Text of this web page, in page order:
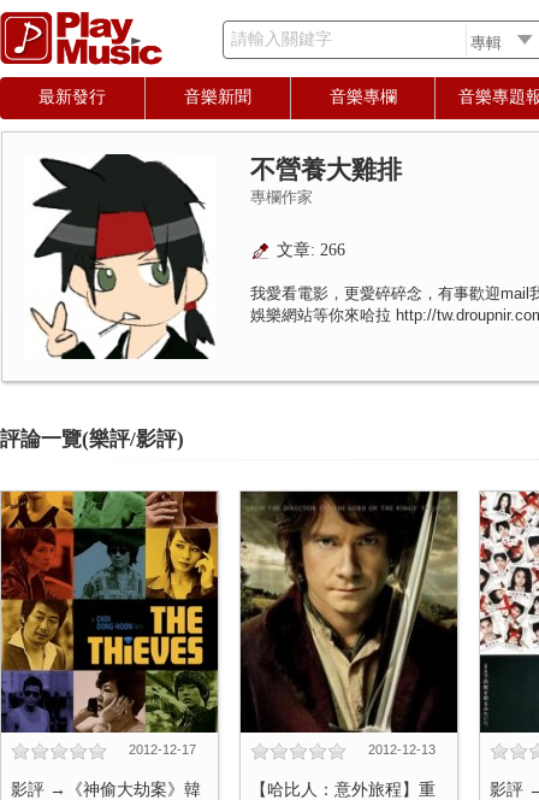
請輸入關鍵字
最新發行 音樂新聞 音樂專欄 音樂專題
不營養大雞排
專欄作家
文章: 266
我愛看電影，更愛碎碎念，有事歡迎
娛樂網站等你來哈拉 http://
評論一覽(樂評/影評)
2012-12-17
影評 →《神偷大劫案》韓
2012-12-13
【哈比人：意外旅程】重
影評